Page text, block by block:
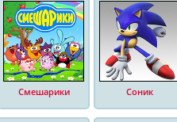
Смешарики Соник